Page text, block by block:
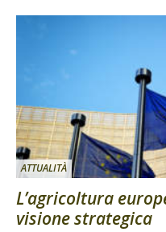
ATTUALITÀ
L’agricoltura
visione strategica